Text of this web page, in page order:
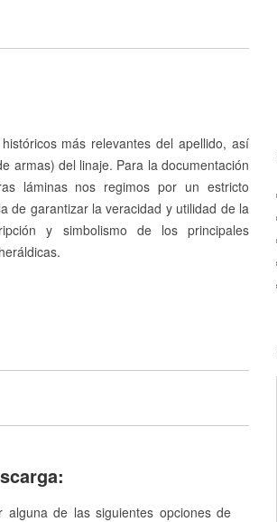
más relevantes del apellido, así
armas) del linaje. Para la documentación
láminas nos regimos por un estricto
de garantizar la veracidad y utilidad de la
y simbolismo de los principales
de las siguientes opciones de